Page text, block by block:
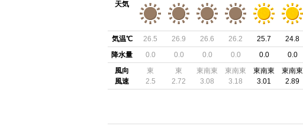
天気
気温℃
降水量
風向
風速
26.5
0.0
東
2.5
26.9
0.0
東
2.72
26.6
0.0
東南東
3.08
26.2
0.0
東南東
3.18
25.7
0.0
東南東
3.01
24.8
0.0
東南東
2.89